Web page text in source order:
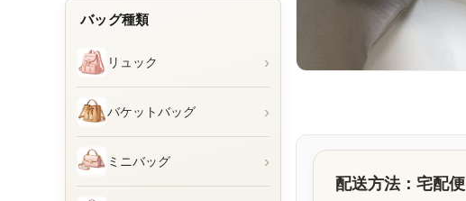
バッグ種類
リュック ›
バケットバッグ ›
ミニバッグ ›
配送方法：宅配便